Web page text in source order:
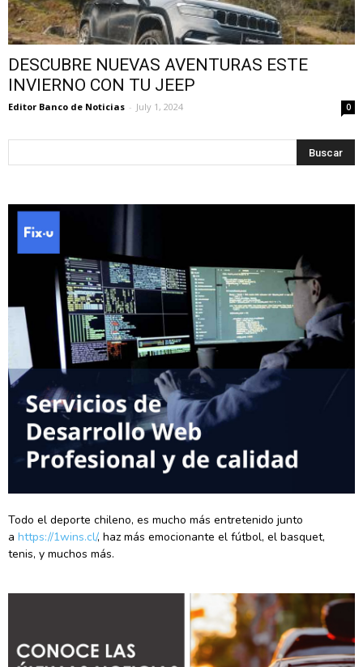
DESCUBRE NUEVAS AVENTURAS ESTE
INVIERNO CON TU JEEP
Editor Banco de Noticias - July 1, 2024 0
Todo el deporte chileno, es mucho más entretenido junto
a https://1wins.cl/, haz más emocionante el fútbol, el basquet,
tenis, y muchos más.